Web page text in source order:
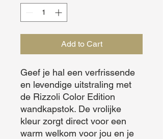
Add to Cart
Geef je hal een verfrissende
en levendige uitstraling met
de Rizzoli Color Edition
wandkapstok. De vrolijke
kleur zorgt direct voor een
warm welkom voor jou en je